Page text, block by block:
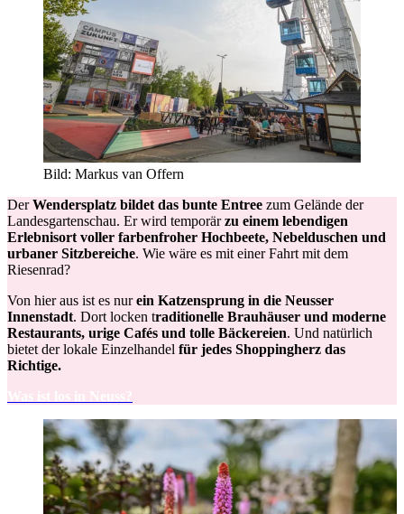
Bild: Markus van Offern
DerWendersplatz bildet das bunte Entree zum Gelände der
Landesgartenschau. Er wird temporärzu einem lebendigen
Erlebnisort voller farbenfroher Hochbeete, Nebelduschen und
urbaner Sitzbereiche. Wie wäre es mit einer Fahrt mit dem
Riesenrad?
Von hier aus ist es nurein Katzensprung in die Neusser
Innenstadt. Dort locken traditionelle Brauhäuser und moderne
Restaurants, urige Cafés und tolle Bäckereien. Und natürlich
bietet der lokale Einzelhandel für jedes Shoppingherz das
Richtige.
Was ist los in Neuss?